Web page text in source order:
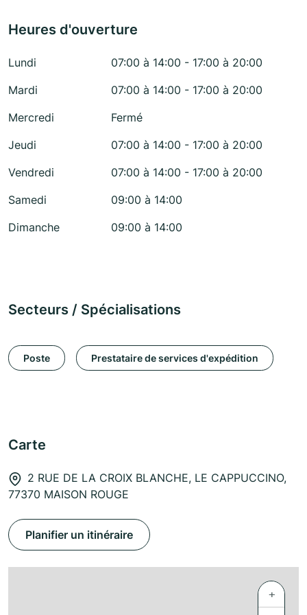
Heures d'ouverture
Lundi
07:00 à 14:00 - 17:00 à 20:00
Mardi
07:00 à 14:00 - 17:00 à 20:00
Mercredi
Fermé
Jeudi
07:00 à 14:00 - 17:00 à 20:00
Vendredi
07:00 à 14:00 - 17:00 à 20:00
Samedi
09:00 à 14:00
Dimanche
09:00 à 14:00
Secteurs / Spécialisations
Poste Prestataire de services d'expédition
Carte
2 RUE DE LA CROIX BLANCHE, LE CAPPUCCINO,
77370 MAISON ROUGE
Planifier un itinéraire
+